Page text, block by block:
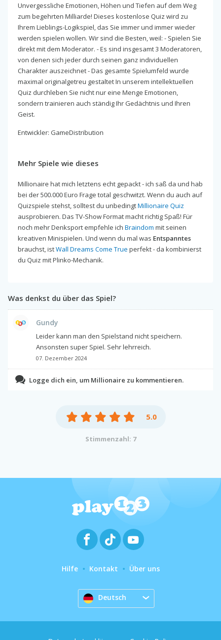
Unvergessliche Emotionen, Höhen und Tiefen auf dem Weg
zum begehrten Milliarde! Dieses kostenlose Quiz wird zu
Ihrem Lieblings-Logikspiel, das Sie immer und immer wieder
werden spielen wollen. Wir sind die Besten, weil: - Spielen Sie
direkt mit dem Moderator. - Es sind insgesamt 3 Moderatoren,
von denen sich jeder durch seinen ganz individuellen
Charakter auszeichnet - Das gesamte Spielumfeld wurde
maximal originalgetreu gestaltet In unserem intellektuellen
Quiz durchleben Sie nicht nur eine Menge Emotionen,
sondern trainieren auch ständig Ihr Gedächtnis und Ihren
Geist.
Entwickler: GameDistribution
Mehr Spiele wie dieses
Millionaire hat mich letztens echt gepackt - ich saß da und hab
bei der 500.000 Euro Frage total geschwitzt. Wenn du auch auf
Quizspiele stehst, solltest du unbedingtMillionaire Quiz
ausprobieren. Das TV-Show Format macht richtig Spaß! Für
noch mehr Denksport empfehle ich Braindom mit seinen
kreativen Minispielen. Und wenn du mal was Entspanntes
brauchst, istWall Dreams Come True perfekt - da kombinierst
du Quiz mit Plinko-Mechanik.
Was denkst du über das Spiel?
Gundy
Leider kann man den Spielstand nicht speichern.
Ansonsten super Spiel. Sehr lehrreich.
07. Dezember 2024
Logge dich ein, um Millionaire zu kommentieren.
5.0
Stimmenzahl: 7
Hilfe Kontakt Über uns
Deutsch